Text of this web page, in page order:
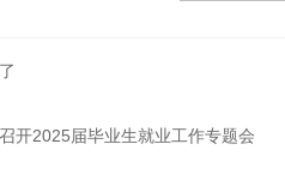
开2025届毕业生就业工作专题会